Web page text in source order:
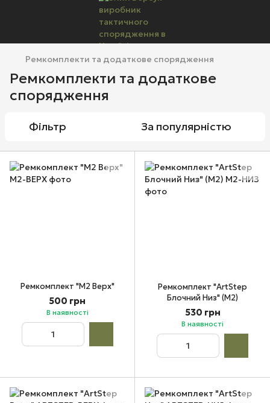
Ремкомплекти та додаткове спорядження
Ремкомплекти та додаткове
спорядження
Фільтр За популярністю
Ремкомплект "М2 Верх"
500 грн
В наявності
Ремкомплект "ArtStep
Блочний Низ" (М2)
530 грн
В наявності